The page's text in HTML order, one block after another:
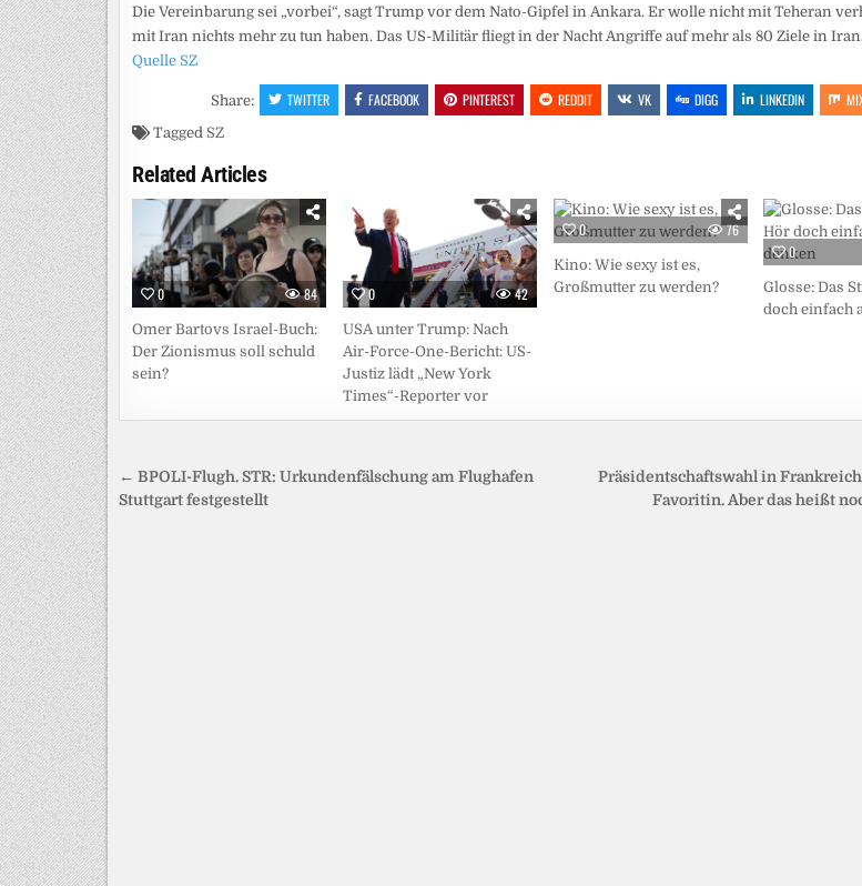
Die Vereinbarung sei „vorbei“, sagt Trump vor ⁠dem Nato-Gipfel in Ankara. Er wolle nicht mit Teheran
mit Iran nichts mehr zu tun haben. Das US-Militär fliegt in der Nacht Angriffe auf mehr als 80 Ziele in
Quelle SZ
Share: TWITTER FACEBOOK PINTEREST REDDIT VK DIGG LINKEDIN
Tagged SZ
Related Articles
0 84
Omer Bartovs Israel-Buch:
Der Zionismus soll schuld
sein?
0 42
USA unter Trump: Nach
Air-Force-One-Bericht: US-
Justiz lädt „New York
Times“-Reporter vor
0 76
Kino: Wie sexy ist es,
Großmutter zu werden?
0
Glosse: Das
doch einfach
Beitragsnavigation
Präsidentschaftswahl in
Favoritin. Aber das heißt
← BPOLI-Flugh. STR: Urkundenfälschung am Flughafen
Stuttgart festgestellt